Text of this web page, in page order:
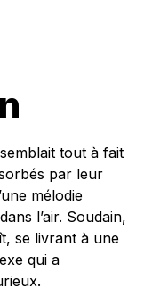
tout à fait
par leur
mélodie
l’air. Soudain,
se livrant à une
qui a